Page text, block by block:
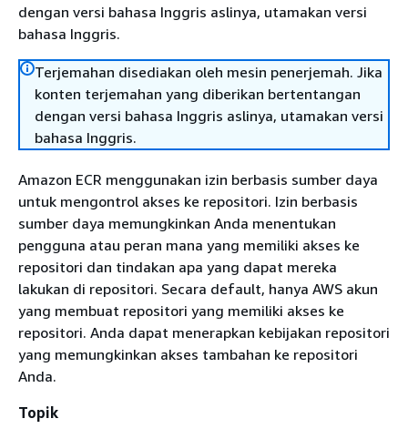
dengan versi bahasa Inggris aslinya, utamakan versi
bahasa Inggris.
Terjemahan disediakan oleh mesin penerjemah. Jika
konten terjemahan yang diberikan bertentangan
dengan versi bahasa Inggris aslinya, utamakan versi
bahasa Inggris.
Amazon ECR menggunakan izin berbasis sumber daya
untuk mengontrol akses ke repositori. Izin berbasis
sumber daya memungkinkan Anda menentukan
pengguna atau peran mana yang memiliki akses ke
repositori dan tindakan apa yang dapat mereka
lakukan di repositori. Secara default, hanya AWS akun
yang membuat repositori yang memiliki akses ke
repositori. Anda dapat menerapkan kebijakan repositori
yang memungkinkan akses tambahan ke repositori
Anda.
Topik